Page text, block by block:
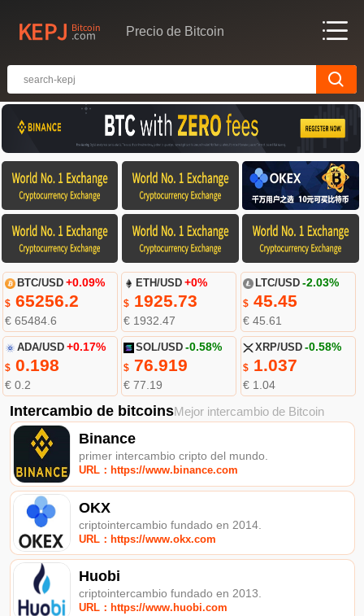
Precio de Bitcoin
BTC/USD +0.09%
$65256.2
€ 65484.6
ETH/USD +0%
$ 1925.73
€ 1932.47
LTC/USD -2.03%
$45.45
€ 45.61
ADA/USD +0.17%
$0.198
€ 0.2
SOL/USD -0.58%
$ 76.919
€ 77.19
XRP/USD -0.58%
$1.037
€ 1.04
Intercambio de bitcoinsMejor intercambio de Bitcoin
Binance
primer intercambio cripto del mundo.
URL：https://www.binance.com
OKX
criptointercambio fundado en 2014.
URL：https://www.okx.com
Huobi
criptointercambio fundado en 2013.
URL：https://www.huobi.com